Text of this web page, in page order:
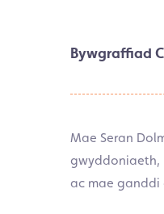
Bywgraffiad
Mae Seran
gwyddoniaeth,
ac mae ganddi